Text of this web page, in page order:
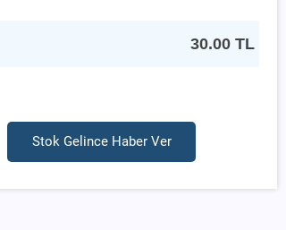
30.00 TL
Stok Gelince Haber Ver